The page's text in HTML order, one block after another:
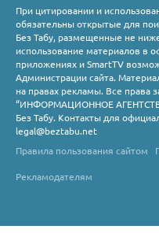
При цитировании и
обязательны открытые для
Без Табу, размещенные не
использование материалов в
приложениях и SmartTV
Администрации сайта.
на правах рекламы. Все
“ИНФОРМАЦИОННОЕ
Без Табу. Контакты для
legal@beztabu.net
Правила пользования сайтом
Рекламодателям